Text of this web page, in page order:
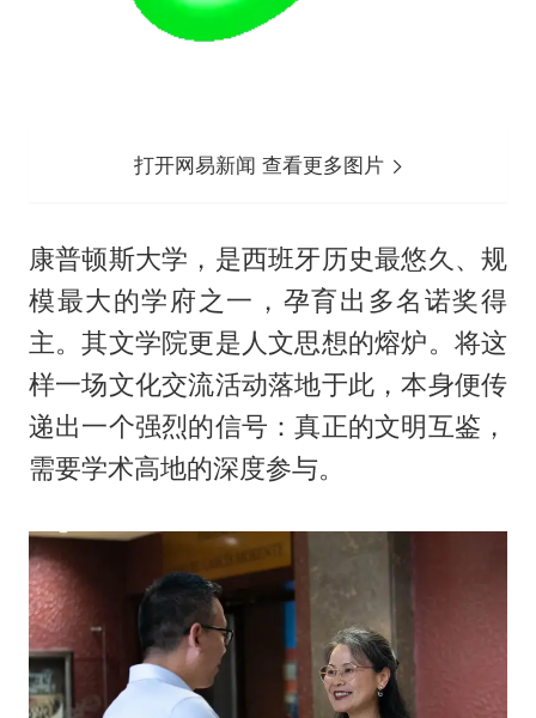
打开网易新闻 查看更多图片
康普顿斯大学，是西班牙历史最悠久、规
模最大的学府之一，孕育出多名诺奖得
主。其文学院更是人文思想的熔炉。将这
样一场文化交流活动落地于此，本身便传
递出一个强烈的信号：真正的文明互鉴，
需要学术高地的深度参与。